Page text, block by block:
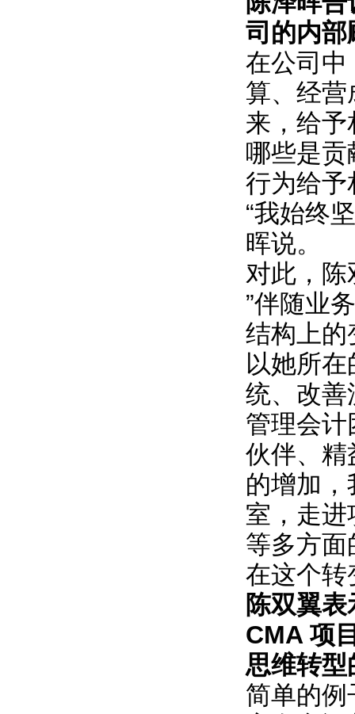
司的内部
在公司中
算、经
来，给
哪些是
行为给予
“我始终
晖说。
对此，
”伴随业
结构上的
以她所
统、改善
管理会
伙伴、精
的增加
室，走
等多方面
在这个转
陈双翼
CMA 项
思维转型
简单的例